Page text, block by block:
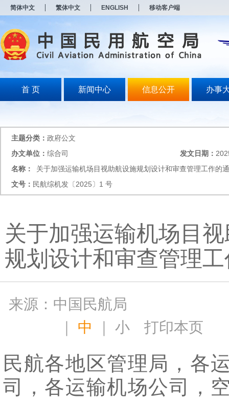
简体中文 繁体中文 ENGLISH 移动客户端
首 页 新闻中心 信息公开 办事
主题分类： 政府公文
办文单位： 综合司 发文日期：
名称：
关于加强运输机场目视助航设施规划设计和审查管理工作的
文号： 民航综机发〔2025〕1 号
关于加强运输机场目
规划设计和审查管理
来源：中国民航局
｜ 中 ｜小 打印本页
民航各地区管理局，各
司，各运输机场公司，
打
开
无
障
说
盲